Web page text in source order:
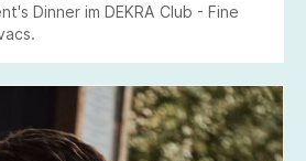
Dinner im DEKRA Club - Fine